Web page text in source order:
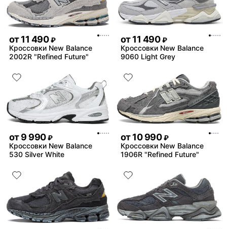
от11 490 ₽
Кроссовки New Balance
2002R "Refined Future"
от11 490 ₽
Кроссовки New Balance
9060 Light Grey
от9 990 ₽
Кроссовки New Balance
530 Silver White
от10 990 ₽
Кроссовки New Balance
1906R "Refined Future"